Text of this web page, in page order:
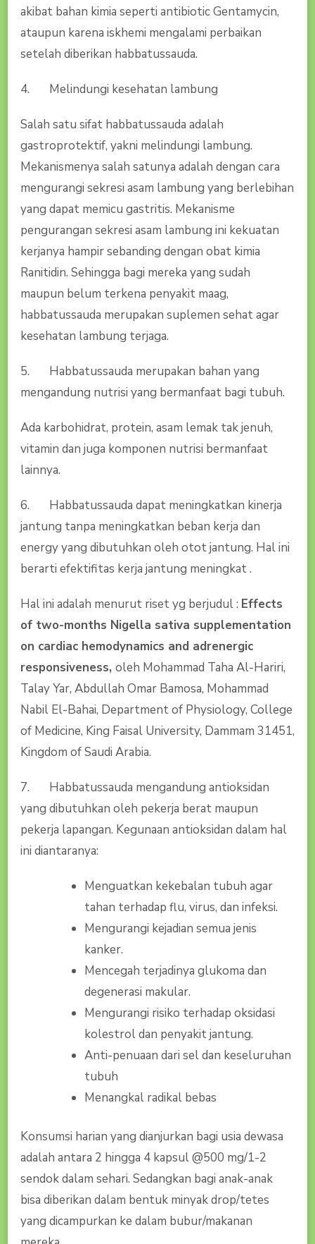
akibat bahan kimia seperti antibiotic Gentamycin,
ataupun karena iskhemi mengalami perbaikan
setelah diberikan habbatussauda.
4. Melindungi kesehatan lambung
Salah satu sifat habbatussauda adalah
gastroprotektif, yakni melindungi lambung.
Mekanismenya salah satunya adalah dengan cara
mengurangi sekresi asam lambung yang berlebihan
yang dapat memicu gastritis. Mekanisme
pengurangan sekresi asam lambung ini kekuatan
kerjanya hampir sebanding dengan obat kimia
Ranitidin. Sehingga bagi mereka yang sudah
maupun belum terkena penyakit maag,
habbatussauda merupakan suplemen sehat agar
kesehatan lambung terjaga.
5. Habbatussauda merupakan bahan yang
mengandung nutrisi yang bermanfaat bagi tubuh.
Ada karbohidrat, protein, asam lemak tak jenuh,
vitamin dan juga komponen nutrisi bermanfaat
lainnya.
6. Habbatussauda dapat meningkatkan kinerja
jantung tanpa meningkatkan beban kerja dan
energy yang dibutuhkan oleh otot jantung. Hal ini
berarti efektifitas kerja jantung meningkat .
Hal ini adalah menurut riset yg berjudul : Effects
of two-months Nigella sativa supplementation
on cardiac hemodynamics and adrenergic
responsiveness, oleh Mohammad Taha Al-Hariri,
Talay Yar, Abdullah Omar Bamosa, Mohammad
Nabil El-Bahai, Department of Physiology, College
of Medicine, King Faisal University, Dammam 31451,
Kingdom of Saudi Arabia.
7. Habbatussauda mengandung antioksidan
yang dibutuhkan oleh pekerja berat maupun
pekerja lapangan. Kegunaan antioksidan dalam hal
ini diantaranya:
Menguatkan kekebalan tubuh agar
tahan terhadap flu, virus, dan infeksi.
Mengurangi kejadian semua jenis
kanker.
Mencegah terjadinya glukoma dan
degenerasi makular.
Mengurangi risiko terhadap oksidasi
kolestrol dan penyakit jantung.
Anti-penuaan dari sel dan keseluruhan
tubuh
Menangkal radikal bebas
Konsumsi harian yang dianjurkan bagi usia dewasa
adalah antara 2 hingga 4 kapsul @500 mg/1-2
sendok dalam sehari. Sedangkan bagi anak-anak
bisa diberikan dalam bentuk minyak drop/tetes
yang dicampurkan ke dalam bubur/makanan